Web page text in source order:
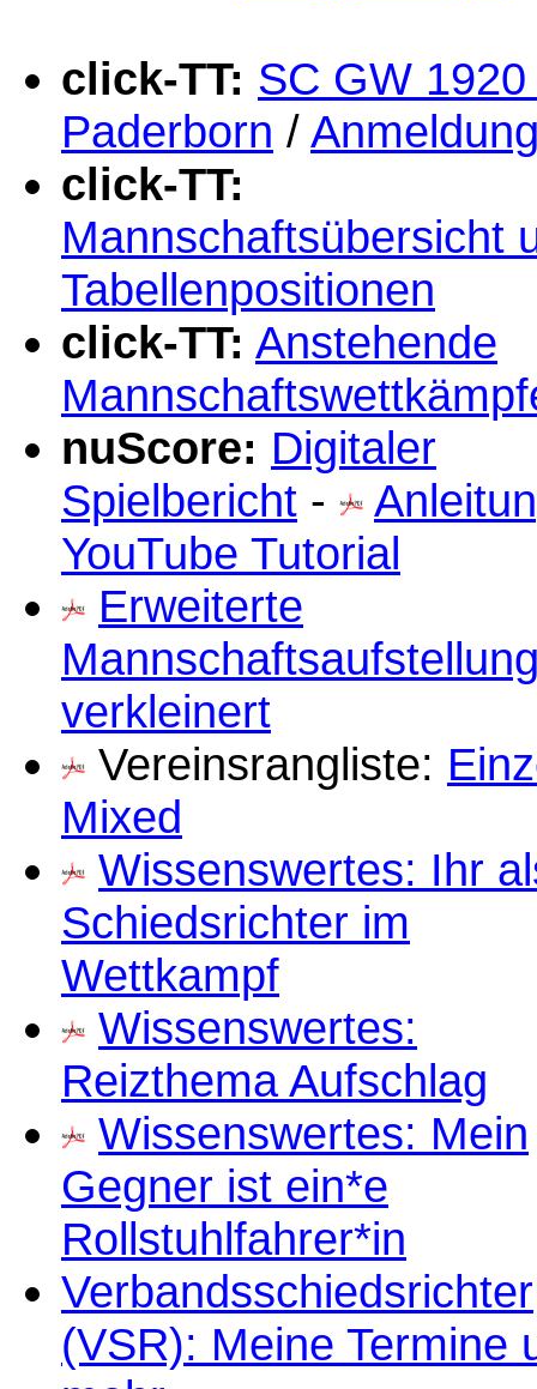
click-TT: SC GW 1920
Paderborn /
click-TT:
Mannschaftsübersicht
Tabellenpositionen
click-TT: Anstehende
nuScore: Digitaler
Spielbericht -
YouTube Tutorial
Erweiterte
verkleinert
Vereinsrangliste:
Mixed
Wissenswertes: Ihr
Schiedsrichter im
Wettkampf
Wissenswertes:
Reizthema Aufschlag
Wissenswertes: Mein
Gegner ist ein*e
Rollstuhlfahrer*in
Verbandsschiedsrichter
(VSR): Meine Termine